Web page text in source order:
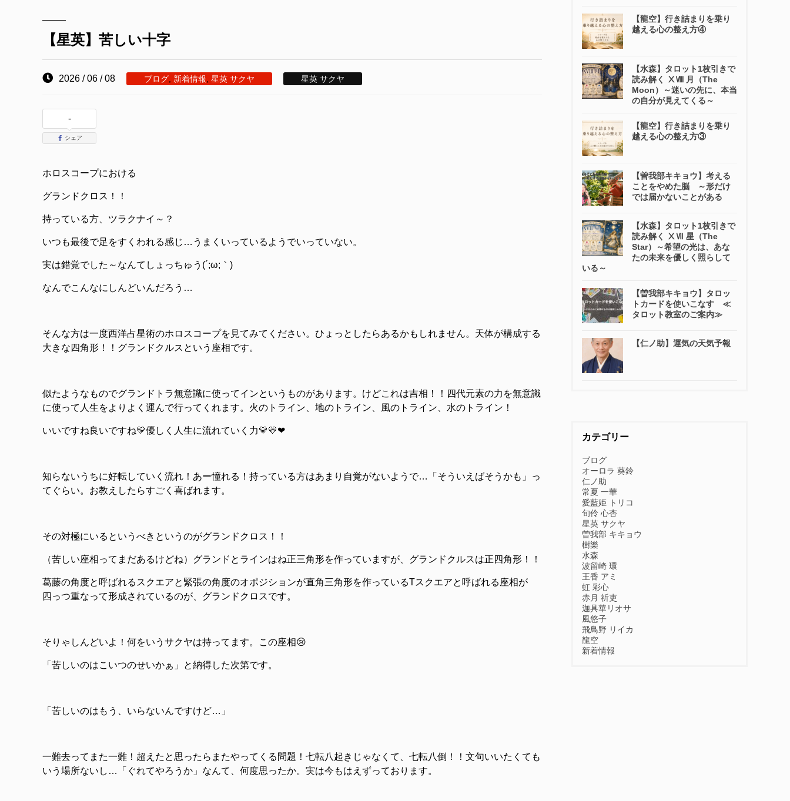
【星英】苦しい十字
2026 / 06 / 08 ブログ 新着情報 星英 サクヤ 星英 サクヤ
-
シェア
ホロスコープにおける
グランドクロス！！
持っている方、ツラクナイ～？
いつも最後で足をすくわれる感じ…うまくいっているようでいっていない。
実は錯覚でした～なんてしょっちゅう(´;ω;｀)
なんでこんなにしんどいんだろう…
そんな方は一度西洋占星術のホロスコープを見てみてください。ひょっとしたらあるかもしれません。天体が構成する
大きな四角形！！グランドクルスという座相です。
似たようなものでグランドトラ無意識に使ってインというものがあります。けどこれは吉相！！四代元素の力を無意識
に使って人生をよりよく運んで行ってくれます。火のトライン、地のトライン、風のトライン、水のトライン！
いいですね良いですね💛優しく人生に流れていく力💛💛❤
知らないうちに好転していく流れ！あー憧れる！持っている方はあまり自覚がないようで…「そういえばそうかも」っ
てぐらい。お教えしたらすごく喜ばれます。
その対極にいるというべきというのがグランドクロス！！
（苦しい座相ってまだあるけどね）グランドとラインはね正三角形を作っていますが、グランドクルスは正四角形！！
葛藤の角度と呼ばれるスクエアと緊張の角度のオポジションが直角三角形を作っているTスクエアと呼ばれる座相が
四っつ重なって形成されているのが、グランドクロスです。
そりゃしんどいよ！何をいうサクヤは持ってます。この座相😢
「苦しいのはこいつのせいかぁ」と納得した次第です。
「苦しいのはもう、いらないんですけど…」
一難去ってまた一難！超えたと思ったらまたやってくる問題！七転八起きじゃなくて、七転八倒！！文句いいたくても
いう場所ないし…「ぐれてやろうか」なんて、何度思ったか。実は今もはえずっております。
【龍空】行き詰まりを乗り
越える心の整え方④
【水森】タロット1枚引きで
読み解く ⅩⅧ 月（The
Moon）～迷いの先に、本当
の自分が見えてくる～
【龍空】行き詰まりを乗り
越える心の整え方③
【曽我部キキョウ】考える
ことをやめた脳 ～形だけ
では届かないことがある
【水森】タロット1枚引きで
読み解く ⅩⅦ 星（The
Star）～希望の光は、あな
たの未来を優しく照らして
いる～
【曽我部キキョウ】タロッ
トカードを使いこなす ≪
タロット教室のご案内≫
【仁ノ助】運気の天気予報
カテゴリー
ブログ
オーロラ 葵鈴
仁ノ助
常夏 一華
愛藍姫 トリコ
旬伶 心杏
星英 サクヤ
曽我部 キキョウ
樹樂
水森
波留崎 環
王香 アミ
虹 彩心
赤月 祈吏
迦具華リオサ
風悠子
飛鳥野 リイカ
龍空
新着情報